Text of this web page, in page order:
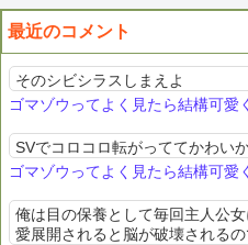
最近のコメント
そのシビシラスしまえよ
ゴマゾウってよく見たら結構可愛
SVでコロコロ転がっててかわい
ゴマゾウってよく見たら結構可愛
俺は目の保養として毎回主人公
愛展開されると脳が破壊される